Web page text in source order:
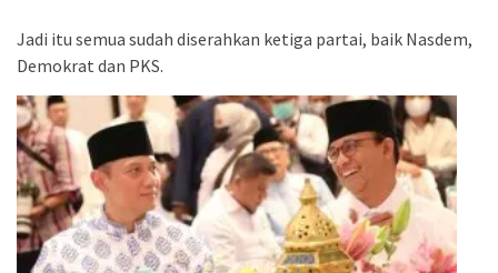
Jadi itu semua sudah diserahkan ketiga partai, baik Nasdem,
Demokrat dan PKS.